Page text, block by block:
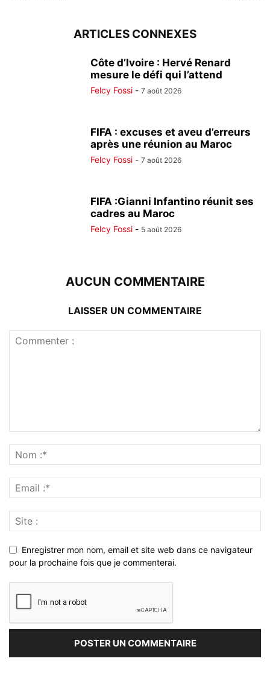
ARTICLES CONNEXES
Côte d’Ivoire : Hervé Renard
mesure le défi qui l’attend
Felcy Fossi - 7 août 2026
FIFA : excuses et aveu d’erreurs
après une réunion au Maroc
Felcy Fossi - 7 août 2026
FIFA :Gianni Infantino réunit ses
cadres au Maroc
Felcy Fossi - 5 août 2026
AUCUN COMMENTAIRE
LAISSER UN COMMENTAIRE
Enregistrer mon nom, email et site web dans ce navigateur
pour la prochaine fois que je commenterai.